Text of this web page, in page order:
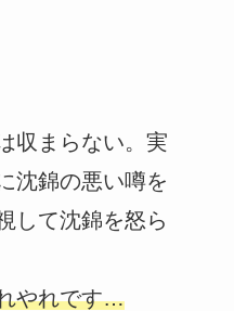
収まらない。実
沈錦の悪い噂を
して沈錦を怒ら
やれです…